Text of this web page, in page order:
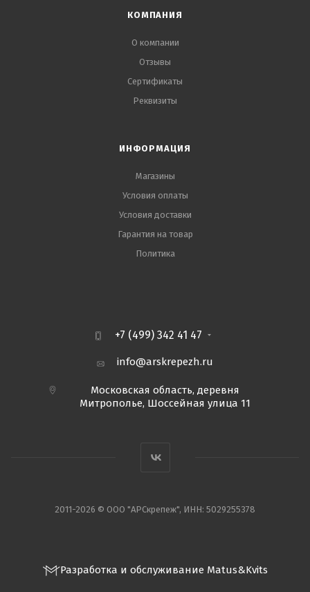
КОМПАНИЯ
О компании
Отзывы
Сертификаты
Реквизиты
ИНФОРМАЦИЯ
Магазины
Условия оплаты
Условия доставки
Гарантия на товар
Политика
+7 (499) 342 41 47
info@arskrepezh.ru
Московская область, деревня
Митрополье, Шоссейная улица 11
2011-2026 © ООО "АРСкрепеж", ИНН: 5029255378
Разработка и обслуживание Matus&Kvits